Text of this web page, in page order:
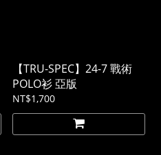
【TRU-SPEC】24-7 戰術
POLO衫 亞版
NT$1,700